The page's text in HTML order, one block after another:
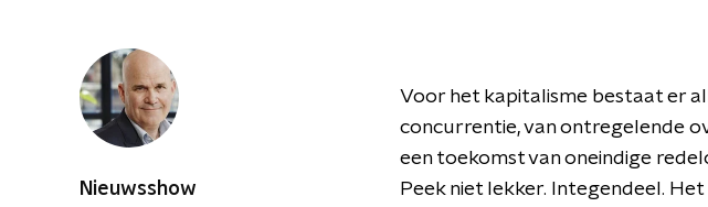
Nieuwsshow
Voor het kapitalisme bestaat er
concurrentie, van ontregelende
een toekomst van oneindige
Peek niet lekker. Integendeel.